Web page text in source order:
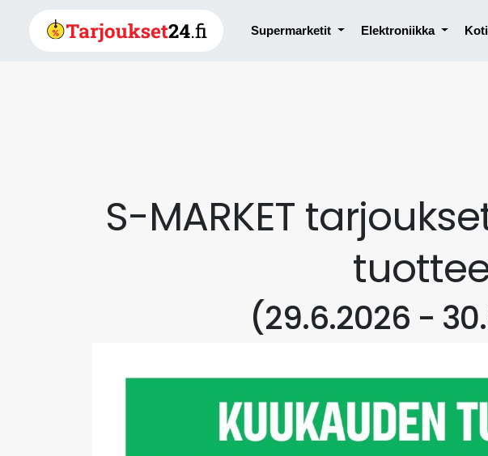
Supermarketit Elektroniikka
S-MARKET
(29.6.2026 -